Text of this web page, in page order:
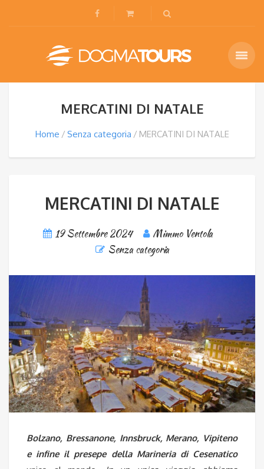
MERCATINI DI NATALE
Home Senza categoria MERCATINI DI NATALE
MERCATINI DI NATALE
19 Settembre 2024
Mimmo Ventola
Senza categoria
Bolzano, Bressanone, Innsbruck, Merano, Vipiteno
e infine il presepe della Marineria di Cesenatico